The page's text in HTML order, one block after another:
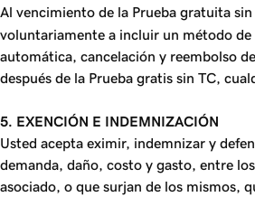
Al vencimiento de la Prueba gratuita
voluntariamente a incluir un método
automática, cancelación y reembolso
después de la Prueba gratis sin TC,
5. EXENCIÓN E INDEMNIZACIÓN
Usted acepta eximir, indemnizar y
demanda, daño, costo y gasto, entre
asociado, o que surjan de los mismos,